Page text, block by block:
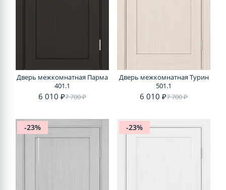
Дверь межкомнатная Парма
401.1
6 010 ₽7 700 ₽
Дверь межкомнатная Турин
501.1
6 010 ₽7 700 ₽
-23% -23%